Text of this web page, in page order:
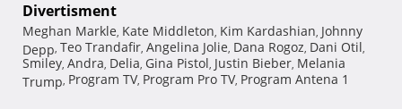
Divertisment
Meghan Markle, Kate Middleton, Kim Kardashian, Johnny
Depp, Teo Trandafir, Angelina Jolie, Dana Rogoz, Dani Otil,
Smiley, Andra, Delia, Gina Pistol, Justin Bieber, Melania
Trump, Program TV, Program Pro TV, Program Antena 1